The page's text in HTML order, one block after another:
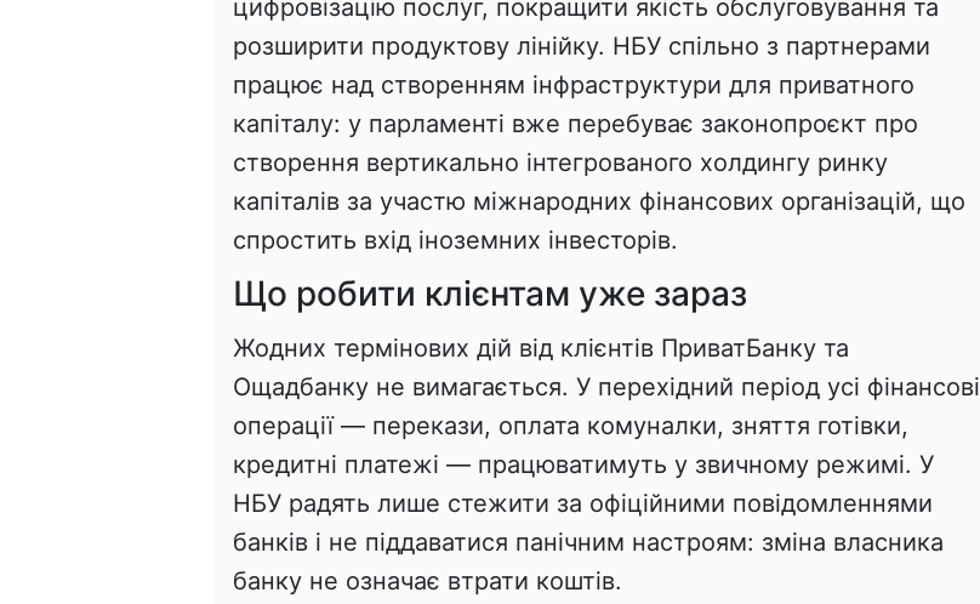
цифровізацію послуг, покращити якість обслуговування та
розширити продуктову лінійку. НБУ спільно з партнерами
працює над створенням інфраструктури для приватного
капіталу: у парламенті вже перебуває законопроєкт про
створення вертикально інтегрованого холдингу ринку
капіталів за участю міжнародних фінансових організацій, що
спростить вхід іноземних інвесторів.
Що робити клієнтам уже зараз
Жодних термінових дій від клієнтів ПриватБанку та
Ощадбанку не вимагається. У перехідний період усі фінансові
операції — перекази, оплата комуналки, зняття готівки,
кредитні платежі — працюватимуть у звичному режимі. У
НБУ радять лише стежити за офіційними повідомленнями
банків і не піддаватися панічним настроям: зміна власника
банку не означає втрати коштів.